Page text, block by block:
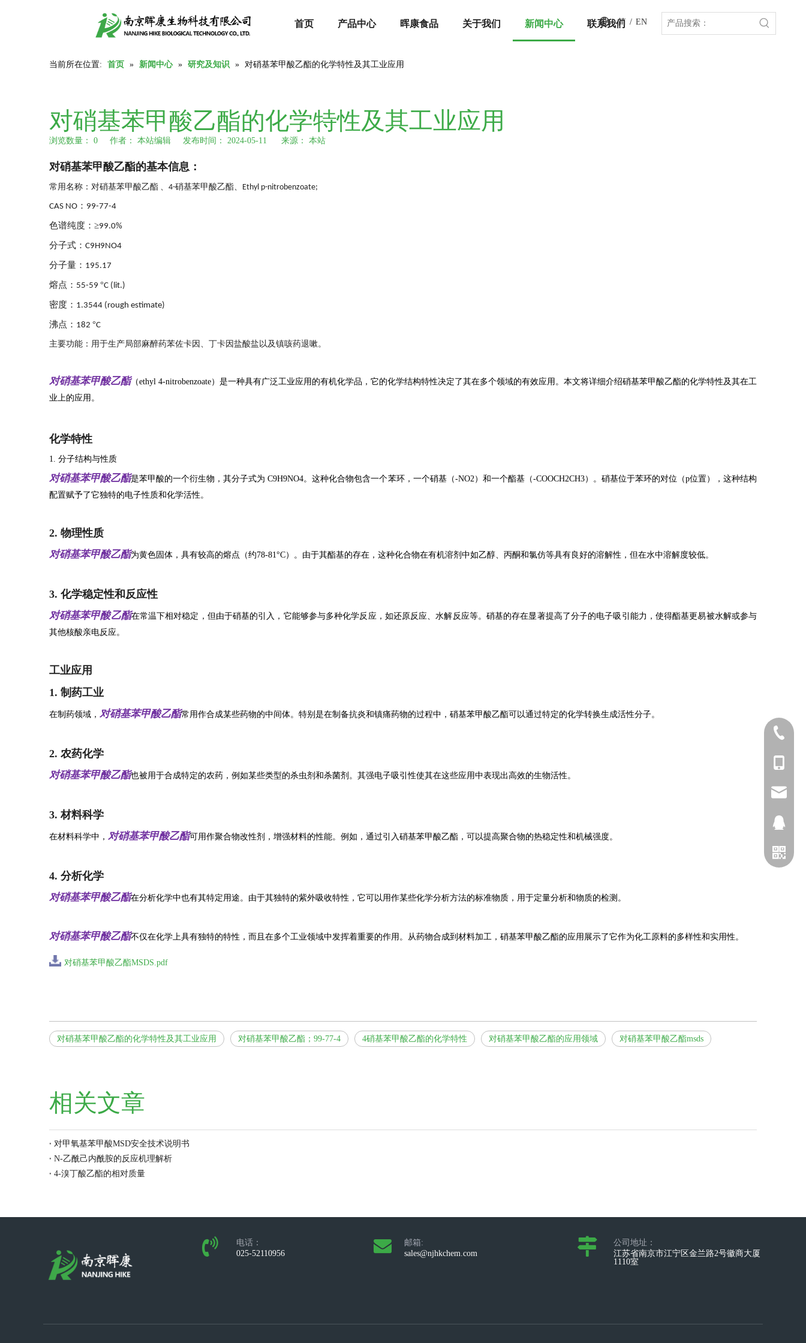
首页 产品中心 晖康食品 关于我们 新闻中心 联系我们
简 / EN
当前所在位置: 首页 » 新闻中心 » 研究及知识 » 对硝基苯甲酸乙酯的化学特性及其工业应用
对硝基苯甲酸乙酯的化学特性及其工业应用
浏览数量： 0 作者： 本站编辑 发布时间： 2024-05-11 来源： 本站
["wechat","weibo","qzone","douban","email"]
对硝基苯甲酸乙酯的基本信息 ：
常用名称：对硝基苯甲酸乙酯 、 4-硝基苯甲酸乙酯、 Ethyl p-nitrobenzoate;
CAS NO ： 99-77-4
色谱纯度：≥99.0%
分子式： C9H9NO4
分子量： 195.17
熔点： 55-59 °C (lit.)
密度： 1.3544 (rough estimate)
沸点： 182 °C
主要功能：用于生产局部麻醉药苯佐卡因、丁卡因盐酸盐以及镇咳药退嗽。
对硝基苯甲酸乙酯（ethyl 4-nitrobenzoate）是一种具有广泛工业应用的有机化学品，它的化学结构特性决定了其在多个领域的有效应用。本文将详细介绍硝基苯甲酸乙酯的化学特性及其在工
业上的应用。
化学特性
1. 分子结构与性质
对硝基苯甲酸乙酯是苯甲酸的一个衍生物，其分子式为 C9H9NO4。这种化合物包含一个苯环，一个硝基（-NO2）和一个酯基（-COOCH2CH3）。硝基位于苯环的对位（p位置），这种结构
配置赋予了它独特的电子性质和化学活性。
2. 物理性质
对硝基苯甲酸乙酯为黄色固体，具有较高的熔点（约78-81°C）。由于其酯基的存在，这种化合物在有机溶剂中如乙醇、丙酮和氯仿等具有良好的溶解性，但在水中溶解度较低。
3. 化学稳定性和反应性
对硝基苯甲酸乙酯在常温下相对稳定，但由于硝基的引入，它能够参与多种化学反应，如还原反应、水解反应等。硝基的存在显著提高了分子的电子吸引能力，使得酯基更易被水解或参与
其他核酸亲电反应。
工业应用
1. 制药工业
在制药领域， 对硝基苯甲酸乙酯常用作合成某些药物的中间体。特别是在制备抗炎和镇痛药物的过程中，硝基苯甲酸乙酯可以通过特定的化学转换生成活性分子。
2. 农药化学
对硝基苯甲酸乙酯也被用于合成特定的农药，例如某些类型的杀虫剂和杀菌剂。其强电子吸引性使其在这些应用中表现出高效的生物活性。
3. 材料科学
在材料科学中， 对硝基苯甲酸乙酯可用作聚合物改性剂，增强材料的性能。例如，通过引入硝基苯甲酸乙酯，可以提高聚合物的热稳定性和机械强度。
4. 分析化学
对硝基苯甲酸乙酯在分析化学中也有其特定用途。由于其独特的紫外吸收特性，它可以用作某些化学分析方法的标准物质，用于定量分析和物质的检测。
对硝基苯甲酸乙酯不仅在化学上具有独特的特性，而且在多个工业领域中发挥着重要的作用。从药物合成到材料加工，硝基苯甲酸乙酯的应用展示了它作为化工原料的多样性和实用性。
对硝基苯甲酸乙酯MSDS.pdf
对硝基苯甲酸乙酯的化学特性及其工业应用 对硝基苯甲酸乙酯；99-77-4 4硝基苯甲酸乙酯的化学特性 对硝基苯甲酸乙酯的应用领域 对硝基苯甲酸乙酯msds
相关文章
对甲氧基苯甲酸MSD安全技术说明书
N-乙酰己内酰胺的反应机理解析
4-溴丁酸乙酯的相对质量
电话：
025-52110956
邮箱:
sales@njhkchem.com
公司地址：
江苏省南京市江宁区金兰路2号徽商大厦
1110室
025-